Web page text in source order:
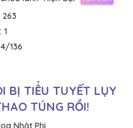
263
1
136
BỊ TIỂU TUYẾT LỤY
TÚNG RỒI!
Nhật Phi